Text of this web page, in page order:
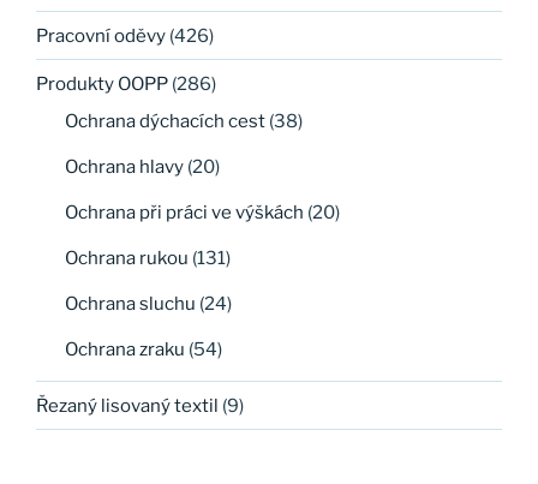
Pracovní oděvy (426)
Produkty OOPP (286)
Ochrana dýchacích cest (38)
Ochrana hlavy (20)
Ochrana při práci ve výškách (20)
Ochrana rukou (131)
Ochrana sluchu (24)
Ochrana zraku (54)
Řezaný lisovaný textil (9)